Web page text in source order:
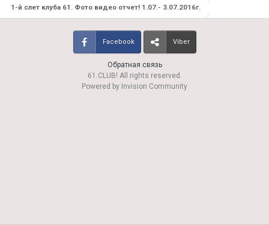
1-й слет клуба 61. Фото видео отчет! 1.07.- 3.07.2016г.
Обратная связь
Facebook Viber
61.CLUB! All rights reserved.
Powered by Invision Community